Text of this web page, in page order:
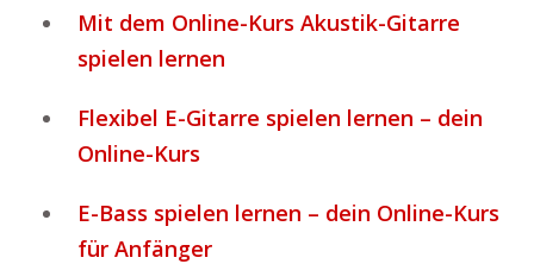
Mit dem Online-Kurs Akustik-Gitarre
spielen lernen
Flexibel E-Gitarre spielen lernen – dein
Online-Kurs
E-Bass spielen lernen – dein Online-Kurs
für Anfänger